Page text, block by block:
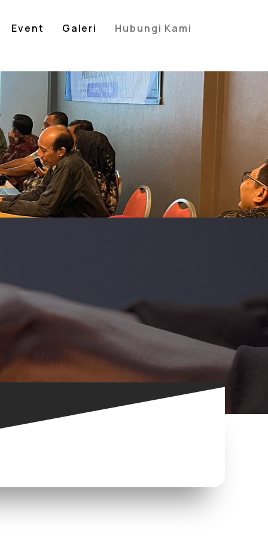
Event Galeri Hubungi Kami